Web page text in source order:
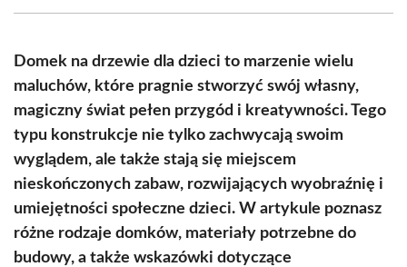
(Twitter)
Domek na drzewie dla dzieci to marzenie wielu
maluchów, które pragnie stworzyć swój własny,
magiczny świat pełen przygód i kreatywności. Tego
typu konstrukcje nie tylko zachwycają swoim
wyglądem, ale także stają się miejscem
nieskończonych zabaw, rozwijających wyobraźnię i
umiejętności społeczne dzieci. W artykule poznasz
różne rodzaje domków, materiały potrzebne do
budowy, a także wskazówki dotyczące